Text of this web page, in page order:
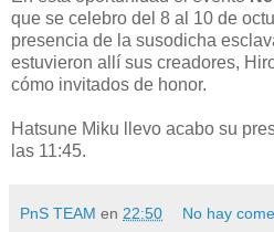
que se celebro del 8 al 10 de
presencia de la susodicha
estuvieron allí sus creadores,
cómo invitados de honor.
Hatsune Miku llevo acabo su
las 11:45.
PnS TEAM en 22:50 No hay